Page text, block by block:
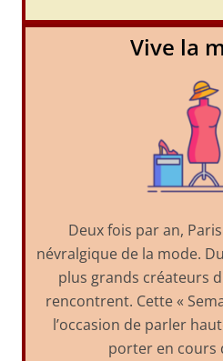
Vive la
Deux fois par an,
névralgique de la mode.
plus grands créateurs
rencontrent. Cette «
l’occasion de parler
porter en cours